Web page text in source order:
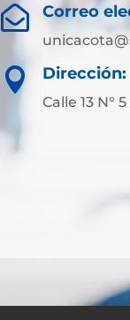
 Correo
 Dirección:
Calle 13 N°